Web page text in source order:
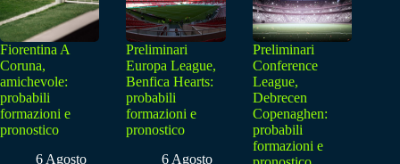
Fiorentina A
Coruna,
amichevole:
probabili
formazioni e
pronostico
6 Agosto
Preliminari
Europa League,
Benfica Hearts:
probabili
formazioni e
pronostico
6 Agosto
Preliminari
Conference
League,
Debrecen
Copenaghen:
probabili
formazioni e